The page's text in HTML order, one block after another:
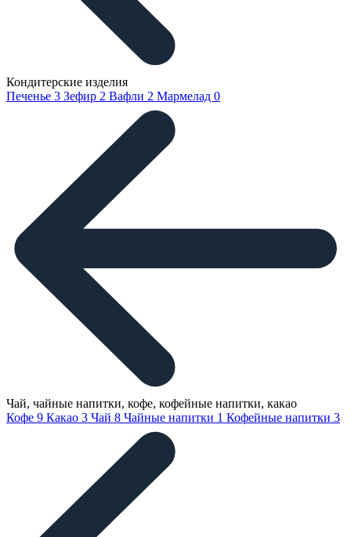
Кондитерские изделия
Печенье 3 Зефир 2 Вафли 2 Мармелад 0
Чай, чайные напитки, кофе, кофейные напитки, какао
Кофе 9 Какао 3 Чай 8 Чайные напитки 1 Кофейные напитки 3